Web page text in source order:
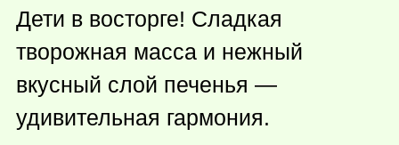
Дети в восторге! Сладкая
творожная масса и нежный
вкусный слой печенья —
удивительная гармония.